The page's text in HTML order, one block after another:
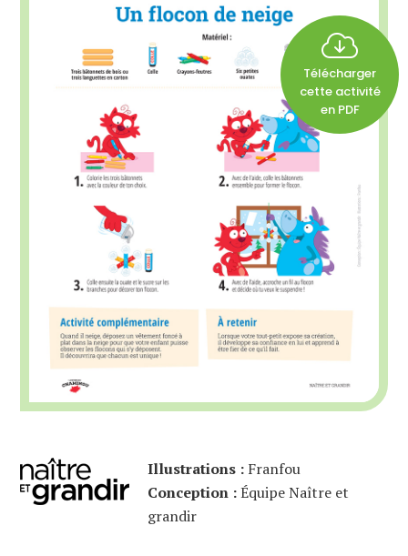
Télécharger
cette activité
en PDF
Illustrations : Franfou
Conception :Équipe Naître et
grandir